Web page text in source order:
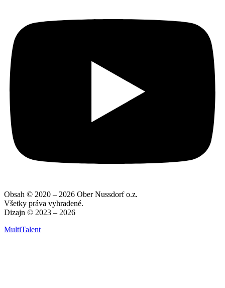
Obsah © 2020 – 2026 Ober Nussdorf o.z.
Všetky práva vyhradené.
Dizajn © 2023 – 2026
MultiTalent